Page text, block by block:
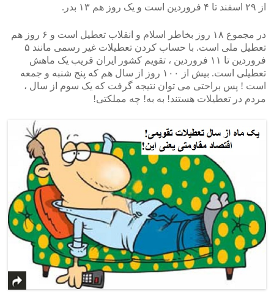
از ۲۹ اسفند تا ۴ فروردین است و یک روز هم ۱۳ بدر.
در مجموع ۱۸ روز بخاطر اسلام و انقلاب تعطیل است و ۶ روز هم
تعطیل ملی است. با حساب کردن تعطیلات غیر رسمی مانند ۵
فروردین تا ۱۱ فروردین ، تقویم کشور ایران قریب یک ماهش
تعطیلی است. بیش از ۱۰۰ روز از سال هم که پنج شنبه و جمعه
است ! پس براحتی می توان نتیجه گرفت که یک سوم از سال ،
مردم در تعطیلات هستند! به به! چه مملکتی!